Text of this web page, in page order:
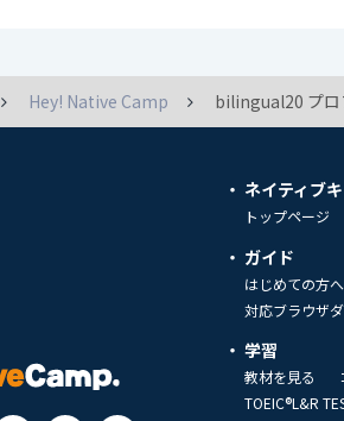
Hey! Native Camp bilingual20 プロ
ネイティブ
トップページ
ガイド
はじめての方へ
対応ブラウザ
学習
教材を見る
TOEIC®L&R